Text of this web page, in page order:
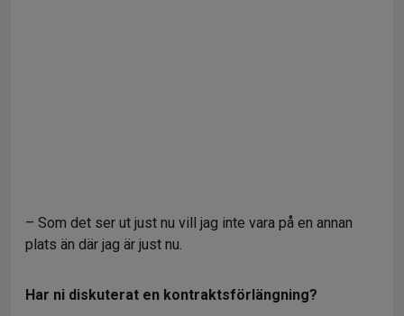
– Som det ser ut just nu vill jag inte vara på en annan
plats än där jag är just nu.
Har ni diskuterat en kontraktsförlängning?